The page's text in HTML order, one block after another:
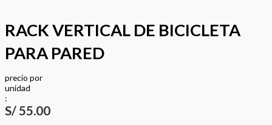
RACK VERTICAL DE BICICLETA
PARA PARED
precio por
unidad
:
S/55.00